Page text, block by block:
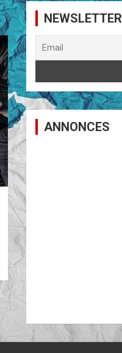
NEWSLETTER
ANNONCES